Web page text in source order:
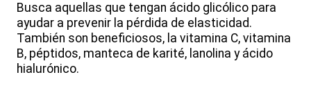
Busca aquellas que tengan ácido glicólico para
ayudar a prevenir la pérdida de elasticidad.
También son beneficiosos, la vitamina C, vitamina
B, péptidos, manteca de karité, lanolina y ácido
hialurónico.